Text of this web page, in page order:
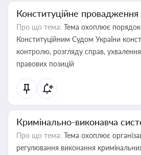
Конституційне провадження
Про що тема: Тема охоплює порядок
Конституційним Судом України
контролю, розгляду справ,
правових позицій
Кримінально-виконавча
Про що тема: Тема охоплює
регулювання виконання